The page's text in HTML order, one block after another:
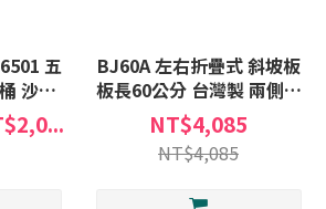
五
沙發
底座
BJ60A 左右折疊式 斜坡板
板長60公分 台灣製 兩側無
凸起護緣 (不含安裝) 非固
定式斜坡板A款補助
NT$4,085
NT$4,085